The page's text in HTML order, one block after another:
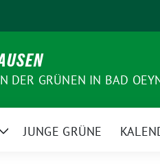
DER GRÜNEN IN BAD
ZeigeJUNGE GRÜNE